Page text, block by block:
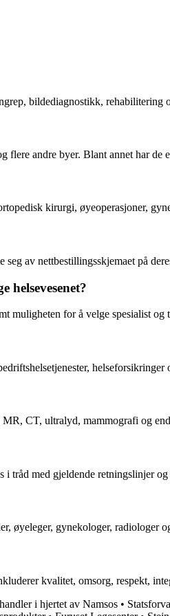
bildediagnostikk, rehabilitering
andre byer. Blant annet har de
kirurgi, øyeoperasjoner,
av nettbestillingsskjemaet på
helsevesenet?
muligheten for å velge spesialist og
helseforsikringer
CT, ultralyd, mammografi og
tråd med gjeldende retningslinjer
øyeleger, gynekologer, radiologer
kvalitet, omsorg, respekt,
i hjertet av Namsos •